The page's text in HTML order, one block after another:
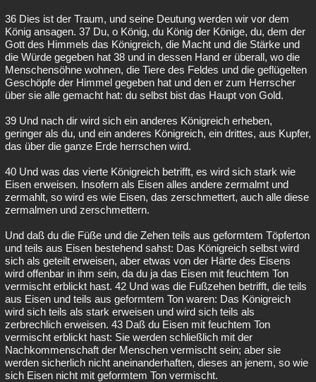
36 Dies ist der Traum, und seine Deutung werden wir vor dem
König ansagen. 37 Du, o König, du König der Könige, du, dem der
Gott des Himmels das Königreich, die Macht und die Stärke und
die Würde gegeben hat 38 und in dessen Hand er überall, wo die
Menschensöhne wohnen, die Tiere des Feldes und die geflügelten
Geschöpfe der Himmel gegeben hat und den er zum Herrscher
über sie alle gemacht hat: du selbst bist das Haupt von Gold.
39 Und nach dir wird sich ein anderes Königreich erheben,
geringer als du, und ein anderes Königreich, ein drittes, aus Kupfer,
das über die ganze Erde herrschen wird.
40 Und was das vierte Königreich betrifft, es wird sich stark wie
Eisen erweisen. Insofern als Eisen alles andere zermalmt und
zermahlt, so wird es wie Eisen, das zerschmettert, auch alle diese
zermalmen und zerschmettern.
Und daß du die Füße und die Zehen teils aus geformtem Töpferton
und teils aus Eisen bestehend sahst: Das Königreich selbst wird
sich als geteilt erweisen, aber etwas von der Härte des Eisens
wird offenbar in ihm sein, da du ja das Eisen mit feuchtem Ton
vermischt erblickt hast. 42 Und was die Fußzehen betrifft, die teils
aus Eisen und teils aus geformtem Ton waren: Das Königreich
wird sich teils als stark erweisen und wird sich teils als
zerbrechlich erweisen. 43 Daß du Eisen mit feuchtem Ton
vermischt erblickt hast: Sie werden schließlich mit der
Nachkommenschaft der Menschen vermischt sein; aber sie
werden sicherlich nicht aneinanderhaften, dieses an jenem, so wie
sich Eisen nicht mit geformtem Ton vermischt.